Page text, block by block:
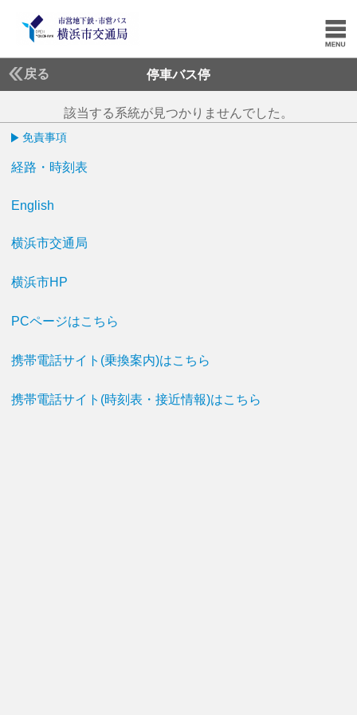
戻る 停車バス停
該当する系統が見つかりませんでした。
免責事項
経路・時刻表
English
横浜市交通局
横浜市HP
PCページはこちら
携帯電話サイト(乗換案内)はこちら
携帯電話サイト(時刻表・接近情報)はこちら